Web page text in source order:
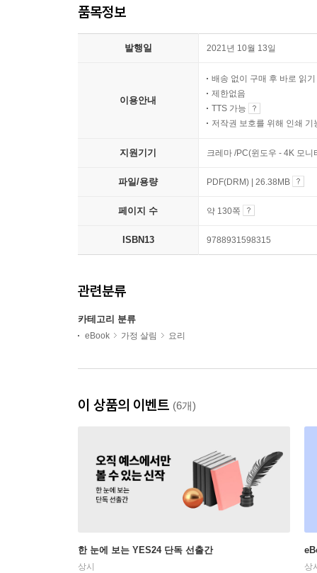
품목정보
발행일 2021년 10월 13일
이용안내
배송 없이 구매 후 바로 읽기
제한없음
TTS 가능
저작권 보호를 위해 인쇄 기
지원기기 크레마 /PC(윈도우 - 4K 모
파일/용량 PDF(DRM) | 26.38MB
페이지 수 약 130쪽
ISBN13 9788931598315
관련분류
카테고리 분류
eBook 가정 살림 요리
이 상품의 이벤트 (6개)
한 눈에 보는 YES24 단독 선출간
상시 상